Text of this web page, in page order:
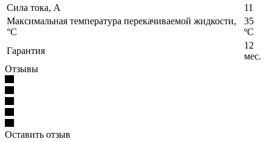
Сила тока, А
11
Максимальная температура перекачиваемой жидкости,
°C
35
ºС
Гарантия
12
мес.
Отзывы
Оставить отзыв